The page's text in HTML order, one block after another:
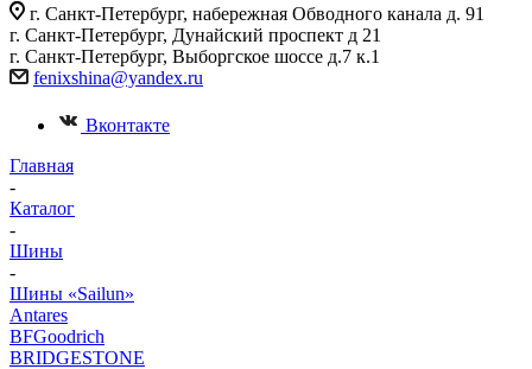
г. Санкт-Петербург, набережная Обводного канала д. 91
г. Санкт-Петербург, Дунайский проспект д 21
г. Санкт-Петербург, Выборгское шоссе д.7 к.1
fenixshina@yandex.ru
Вконтакте
Главная
-
Каталог
-
Шины
-
Шины «Sailun»
Antares
BFGoodrich
BRIDGESTONE